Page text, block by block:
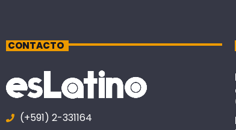
CONTACTO
(+591) 2-331164